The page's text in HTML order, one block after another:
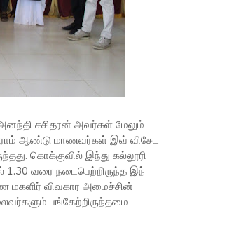
சசிதரன் அவர்கள் மேலும்
ஆண்டு மாணவர்கள் இவ் விசேட
கொக்குவில் இந்து கல்லூரி
வரை நடைபெற்றிருந்த இந்
மகளிர் விவகார அமைச்சின்
பங்கேற்றிருந்தமை